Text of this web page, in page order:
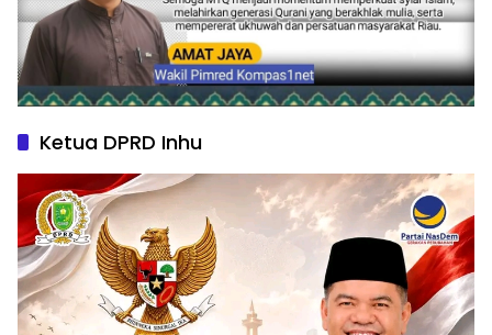
Ketua DPRD Inhu